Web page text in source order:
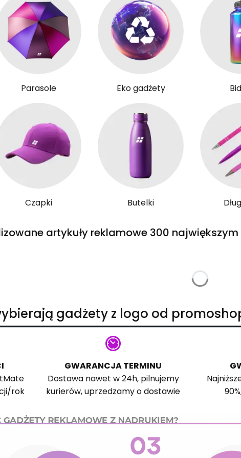
Parasole Eko gadżety
Czapki Butelki
artykuły reklamowe 300
gadżety z logo od
rok
GWARANCJA TERMINU
Dostawa nawet w 24h, pilnujemy
kurierów, uprzedzamy o dostawie